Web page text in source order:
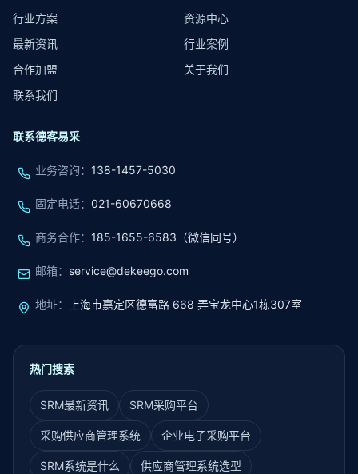
行业方案
资源中心
最新资讯
行业案例
合作加盟
关于我们
联系我们
联系德客易采
业务咨询： 138-1457-5030
固定电话： 021-60670668
商务合作： 185-1655-6583（微信同号）
邮箱： service@dekeego.com
地址： 上海市嘉定区德富路 668 弄宝龙中心1栋307室
热门搜索
SRM最新资讯 SRM采购平台
采购供应商管理系统 企业电子采购平台
SRM系统是什么 供应商管理系统选型